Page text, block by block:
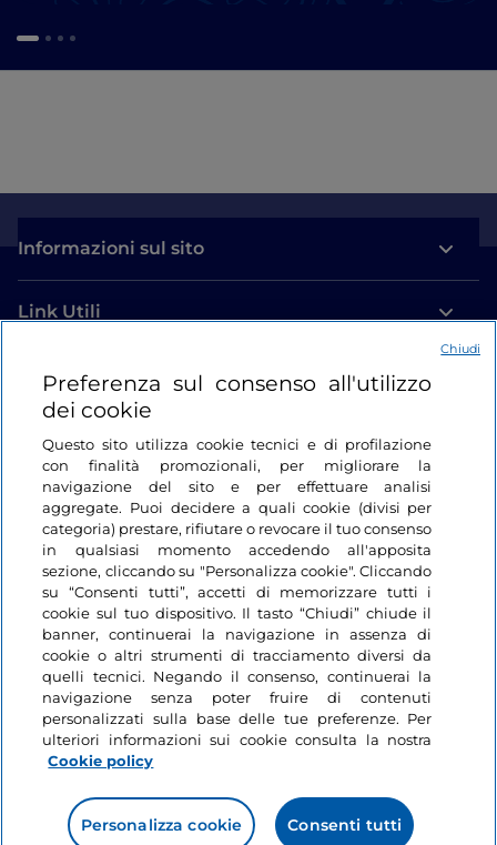
Informazioni sul sito
Link Utili
Login
Restiamo in contatto
Preferenza sul consenso all'utilizzo
dei cookie
Questo sito utilizza cookie tecnici e di profilazione
con finalità promozionali, per migliorare la
navigazione del sito e per effettuare analisi
aggregate. Puoi decidere a quali cookie (divisi per
categoria) prestare, rifiutare o revocare il tuo consenso
in qualsiasi momento accedendo all'apposita
sezione, cliccando su "Personalizza cookie". Cliccando
su “Consenti tutti”, accetti di memorizzare tutti i
cookie sul tuo dispositivo. Il tasto “Chiudi” chiude il
banner, continuerai la navigazione in assenza di
cookie o altri strumenti di tracciamento diversi da
quelli tecnici. Negando il consenso, continuerai la
navigazione senza poter fruire di contenuti
personalizzati sulla base delle tue preferenze. Per
ulteriori informazioni sui cookie consulta la nostra
Cookie policy
Personalizza cookie Consenti tutti
Chiudi